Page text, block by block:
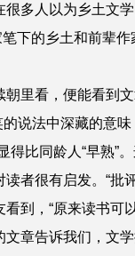
多人以为乡土文
下的乡土和前辈
里看，便能看到
说法中深藏的意
比同龄人“早熟”
者很有启发。“批
到，“原来读书可
章告诉我们，文